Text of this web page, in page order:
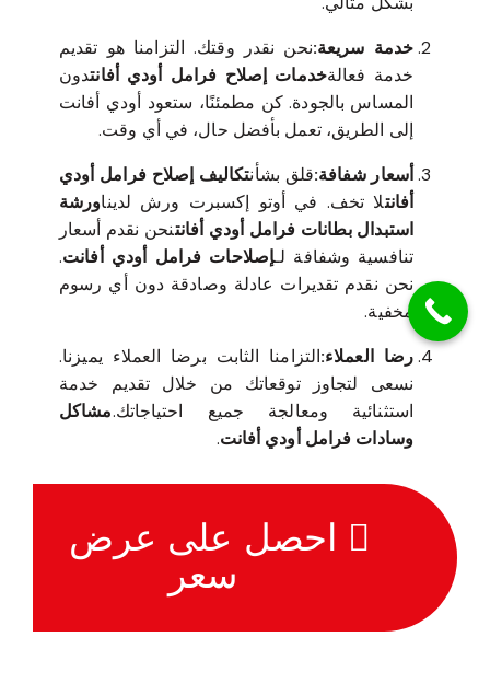
خدمة سريعة:نحن نقدر وقتك. التزامنا هو تقديم
خدمة فعالةخدمات إصلاح فرامل أودي أفانتدون
المساس بالجودة. كن مطمئنًا، ستعود أودي أفانت
إلى الطريق، تعمل بأفضل حال، في أي وقت.
أسعار شفافة:قلق بشأنتكاليف إصلاح فرامل أودي
أفانتلا تخف. في أوتو إكسبرت ورش لديناورشة
استبدال بطانات فرامل أودي أفانتنحن نقدم أسعار
تنافسية وشفافة لـإصلاحات فرامل أودي أفانت.
نحن نقدم تقديرات عادلة وصادقة دون أي رسوم
مخفية.
رضا العملاء:التزامنا الثابت برضا العملاء يميزنا.
نسعى لتجاوز توقعاتك من خلال تقديم خدمة
استثنائية ومعالجة جميع احتياجاتك.مشاكل
وسادات فرامل أودي أفانت.
احصل على عرض
سعر